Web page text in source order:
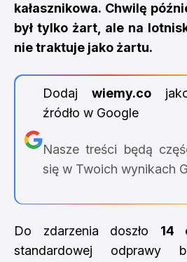
kałasznikowa. Chwilę
był tylko żart, ale na
nie traktuje jako żartu.
Dodaj wiemy.cojako
źródło w Google
Nasze treści będą
się w Twoich wynikach
Do zdarzenia doszło 14
standardowej odprawy